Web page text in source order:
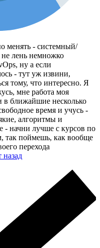
менять - системный/
не лень немножко
ну а если
- тут уж извини,
тому, что интересно. Я
мне работа моя
в ближайшие несколько
время и учусь -
алгоритмы и
начни лучше с курсов по
так поймешь, как вообще
перехода
назад